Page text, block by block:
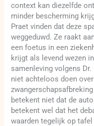
context kan diezelfde
minder bescherming
Praet vinden dat deze
weggeduwd. Ze raakt
een foetus in een
krijgt als levend wezen
samenleving volgens
niet achteloos doen
betekent niet dat de
betekent wel dat het
waarden tegelijk op